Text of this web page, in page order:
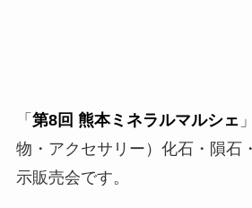
「 第8回 熊本ミネラルマルシェ
物・アクセサリー）化石・隕石
示販売会です。